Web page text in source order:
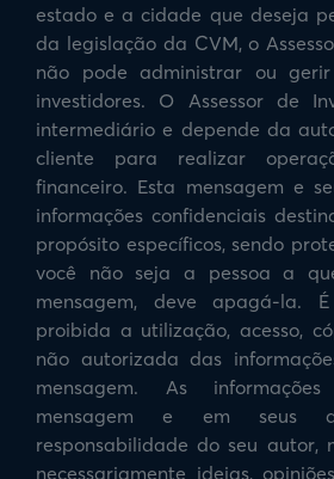
estado e a cidade que deseja
da legislação da CVM, o
não pode administrar ou
investidores. O Assessor de
intermediário e depende da
cliente para realizar
financeiro. Esta mensagem e
informações confidenciais
propósito específicos, sendo
você não seja a pessoa a
mensagem, deve apagá-la. É
proibida a utilização, acesso,
não autorizada das
mensagem. As
mensagem e em seus
responsabilidade do seu autor,
necessariamente ideias,